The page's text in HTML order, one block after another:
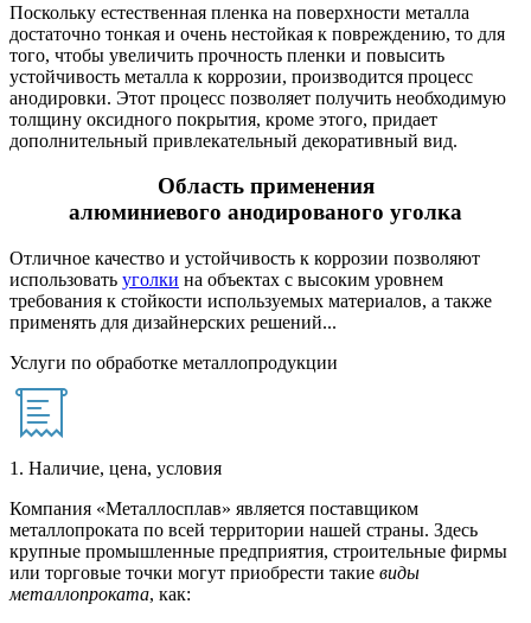
Поскольку естественная пленка на поверхности металла
достаточно тонкая и очень нестойкая к повреждению, то для
того, чтобы увеличить прочность пленки и повысить
устойчивость металла к коррозии, производится процесс
анодировки. Этот процесс позволяет получить необходимую
толщину оксидного покрытия, кроме этого, придает
дополнительный привлекательный декоративный вид.
Область применения
алюминиевого анодированого уголка
Отличное качество и устойчивость к коррозии позволяют
использовать уголки на объектах с высоким уровнем
требования к стойкости используемых материалов, а также
применять для дизайнерских решений...
Услуги по обработке металлопродукции
1. Наличие, цена, условия
Компания «Металлосплав» является поставщиком
металлопроката по всей территории нашей страны. Здесь
крупные промышленные предприятия, строительные фирмы
или торговые точки могут приобрести такие виды
металлопроката, как: